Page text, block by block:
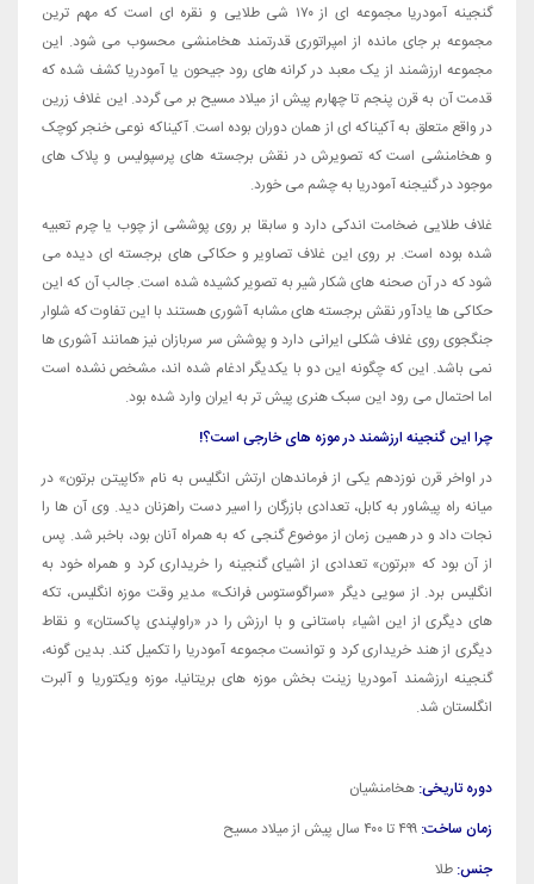
گنجینه آمودریا مجموعه ای از ۱۷۰ شی طلایی و نقره ای است که مهم ترین
مجموعه بر جای مانده از امپراتوری قدرتمند هخامنشی محسوب می شود. این
مجموعه ارزشمند از یک معبد در کرانه های رود جیحون یا آمودریا کشف شده که
قدمت آن به قرن پنجم تا چهارم پیش از میلاد مسیح بر می گردد. این غلاف زرین
در واقع متعلق به آکیناکه ای از همان دوران بوده است. آکیناکه نوعی خنجر کوچک
و هخامنشی است که تصویرش در نقش برجسته های پرسپولیس و پلاک های
موجود در گنیجنه آمودریا به چشم می خورد.
غلاف طلایی ضخامت اندکی دارد و سابقا بر روی پوششی از چوب یا چرم تعبیه
شده بوده است. بر روی این غلاف تصاویر و حکاکی های برجسته ای دیده می
شود که در آن صحنه های شکار شیر به تصویر کشیده شده است. جالب آن که این
حکاکی ها یادآور نقش برجسته های مشابه آشوری هستند با این تفاوت که شلوار
جنگجوی روی غلاف شکلی ایرانی دارد و پوشش سر سربازان نیز همانند آشوری ها
نمی باشد. این که چگونه این دو با یکدیگر ادغام شده اند، مشخص نشده است
اما احتمال می رود این سبک هنری پیش تر به ایران وارد شده بود.
چرا این گنجینه ارزشمند در موزه های خارجی است؟!
در اواخر قرن نوزدهم یکی از فرماندهان ارتش انگلیس به نام «کاپیتن برتون» در
میانه راه پیشاور به کابل، تعدادی بازرگان را اسیر دست راهزنان دید. وی آن ها را
نجات داد و در همین زمان از موضوع گنجی که به همراه آنان بود، باخبر شد. پس
از آن بود که «برتون» تعدادی از اشیای گنجینه را خریداری کرد و همراه خود به
انگلیس برد. از سویی دیگر «سراگوستوس فرانک» مدیر وقت موزه انگلیس، تکه
های دیگری از این اشیاء باستانی و با ارزش را در «راولپندی پاکستان» و نقاط
دیگری از هند خریداری کرد و توانست مجموعه آمودریا را تکمیل کند. بدین گونه،
گنجینه ارزشمند آمودریا زینت بخش موزه های بریتانیا، موزه ویکتوریا و آلبرت
انگلستان شد.
دوره تاریخی: هخامنشیان
زمان ساخت:
جنس: طلا